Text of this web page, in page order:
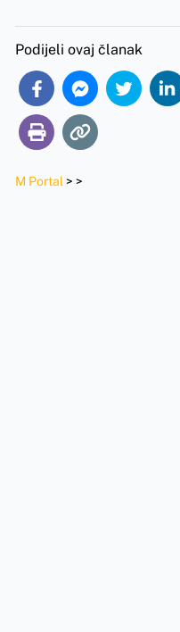
Podijeli ovaj članak
M Portal > >